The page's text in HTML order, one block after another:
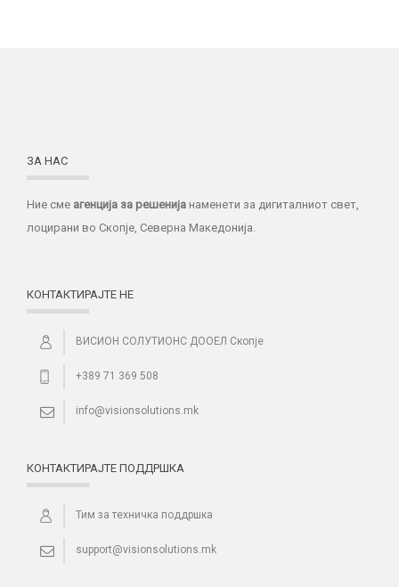
ЗА НАС
Ние сме агенција за решенија наменети за дигиталниот свет,
лоцирани во Скопје, Северна Македонија.
КОНТАКТИРАЈТЕ НЕ
ВИСИОН СОЛУТИОНС ДООЕЛ Скопје
+389 71 369 508
info@visionsolutions.mk
КОНТАКТИРАЈТЕ ПОДДРШКА
Тим за техничка поддршка
support@visionsolutions.mk